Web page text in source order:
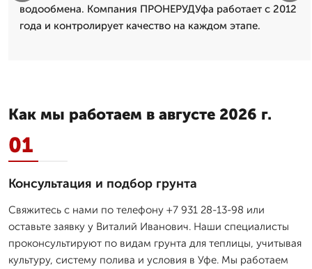
водообмена. Компания ПРОНЕРУДУфа работает с 2012
года и контролирует качество на каждом этапе.
Как мы работаем в августе 2026 г.
01
Консультация и подбор грунта
Свяжитесь с нами по телефону +7 931 28-13-98 или
оставьте заявку у Виталий Иванович. Наши специалисты
проконсультируют по видам грунта для теплицы, учитывая
культуру, систему полива и условия в Уфе. Мы работаем